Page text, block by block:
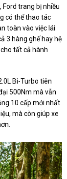
trang bị nhiều
có thể thao tác
toàn vào việc lái
3 hàng ghế hay hệ
tất cả hành
Bi-Turbo tiên
500Nm mà vẫn
10 cấp mới nhất
mà còn giúp xe